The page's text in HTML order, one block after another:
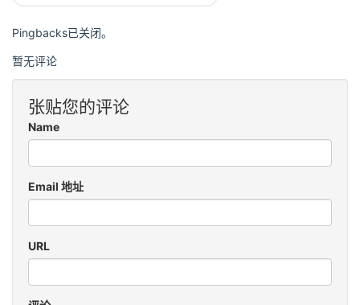
Pingbacks已关闭。
暂无评论
张贴您的评论
Name
Email 地址
URL